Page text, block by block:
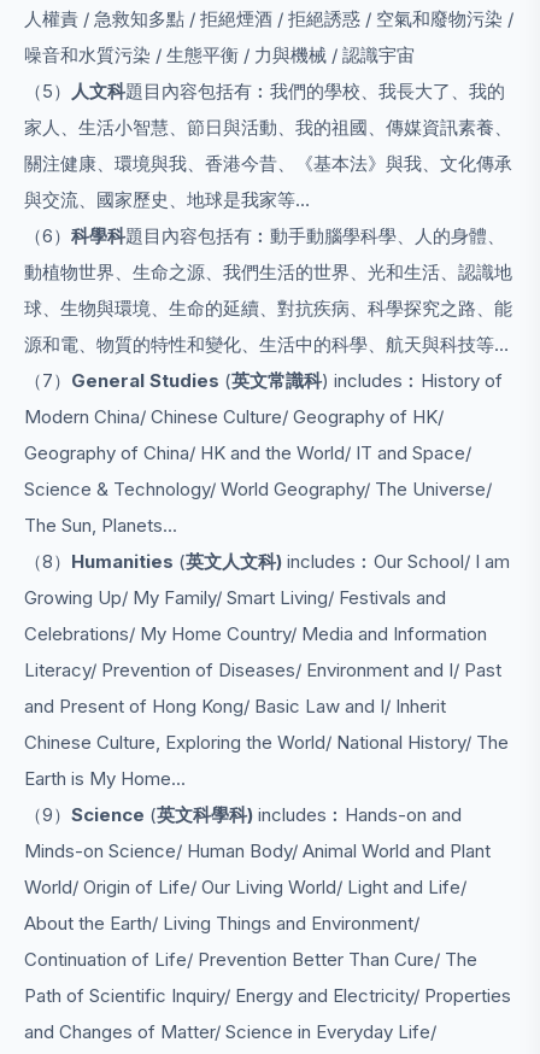
人權責 / 急救知多點 / 拒絕煙酒 / 拒絕誘惑 / 空氣和廢物污染 /
噪音和水質污染 / 生態平衡 / 力與機械 / 認識宇宙
（5）
人文科題目內容包括有︰我們的學校、我長大了、我的
家人、生活小智慧、節日與活動、我的祖國、傳媒資訊素養、
關注健康、環境與我、香港今昔、《基本法》與我、文化傳承
與交流、國家歷史、地球是我家等…
（6） 科學科題目內容包括有︰動手動腦學科學、人的身體、
動植物世界、生命之源、我們生活的世界、光和生活、認識地
球、生物與環境、生命的延續、對抗疾病、科學探究之路、能
源和電、物質的特性和變化、生活中的科學、航天與科技等…
（7） General Studies (英文常識科) includes︰History of
Modern China/ Chinese Culture/ Geography of HK/
Geography of China/ HK and the World/ IT and Space/
Science & Technology/ World Geography/ The Universe/
The Sun, Planets...
（8） Humanities (英文人文科) includes︰Our School/ I am
Growing Up/ My Family/ Smart Living/ Festivals and
Celebrations/ My Home Country/ Media and Information
Literacy/ Prevention of Diseases/ Environment and I/ Past
and Present of Hong Kong/ Basic Law and I/ Inherit
Chinese Culture, Exploring the World/ National History/ The
Earth is My Home...
（9） Science (英文科學科) includes︰Hands-on and
Minds-on Science/ Human Body/ Animal World and Plant
World/ Origin of Life/ Our Living World/ Light and Life/
About the Earth/ Living Things and Environment/
Continuation of Life/ Prevention Better Than Cure/ The
Path of Scientific Inquiry/ Energy and Electricity/ Properties
and Changes of Matter/ Science in Everyday Life/